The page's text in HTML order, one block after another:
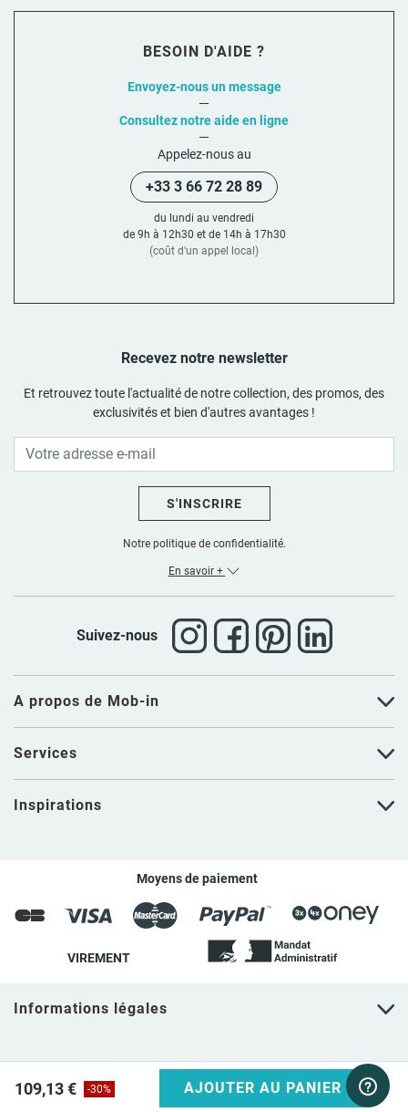
109,13 € -30% AJOUTER AU PANIER
A propos de Mob-in
Services
Inspirations
Recevez notre newsletter
Et retrouvez toute l'actualité de notre collection, des promos, des
exclusivités et bien d'autres avantages !
S'INSCRIRE
Notre politique de confidentialité.
En savoir +
Suivez-nous
BESOIN D'AIDE ?
Envoyez-nous un message
Consultez notre aide en ligne
Appelez-nous au
+33 3 66 72 28 89
du lundi au vendredi
de 9h à 12h30 et de 14h à 17h30
(coût d'un appel local)
Moyens de paiement
VIREMENT
Informations légales